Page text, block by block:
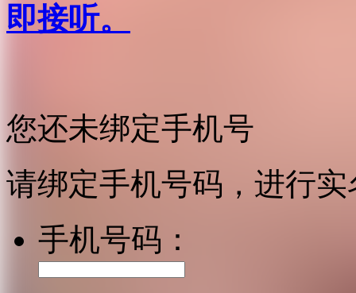
即接听。
您还未绑定手机号
请绑定手机号码，进行
手机号码：